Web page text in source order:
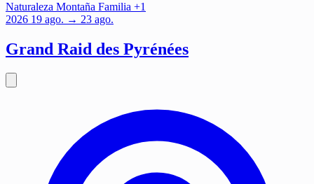
Naturaleza Montaña Familia +1
2026 19 ago. → 23 ago.
Grand Raid des Pyrénées